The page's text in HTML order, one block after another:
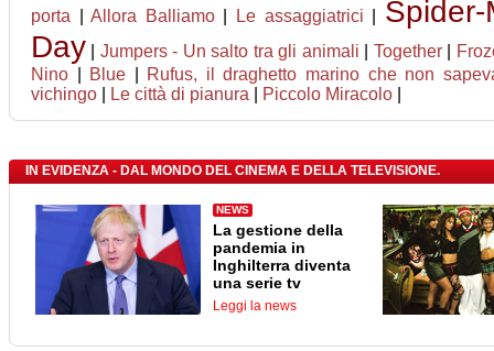
porta |Allora Balliamo| Le assaggiatrici
Day
Jumpers - Un salto tra gli animali Together|
Nino
Blue
Rufus, il draghetto marino che non
vichingo
Le città di pianura Piccolo Miracolo
IN EVIDENZA - DAL MONDO DEL CINEMA E DELLA TELEVISIONE.
NEWS
La gestione della
pandemia in
Inghilterra diventa
una serie tv
Leggi la news